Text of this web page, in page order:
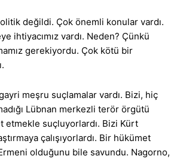
değildi. Çok önemli konular vardı.
ihtiyacımız vardı. Neden? Çünkü
gerekiyordu. Çok kötü bir
meşru suçlamalar vardı. Bizi, hiç
Lübnan merkezli terör örgütü
etmekle suçluyorlardı. Bizi Kürt
çalışıyorlardı. Bir hükümet
Ermeni olduğunu bile savundu. Nagorno,